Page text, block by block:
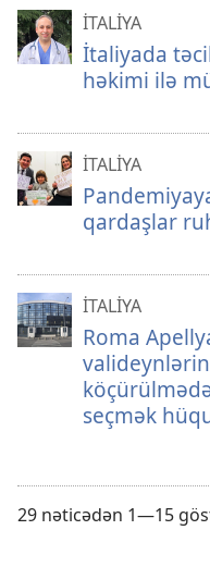
İTALİYA
İtaliyada
həkimi ilə
İTALİYA
qardaşlar
İTALİYA
Roma
seçmək
29 nəticədən 1—15